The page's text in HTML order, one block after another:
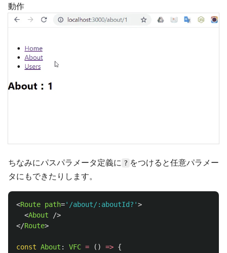
動作
ちなみにパスパラメータ定義に ? をつけると任意パラメー
タにもできたりします。
<Route path='/about/:aboutId?'>
<About
/>
</Route>
const About : VFC = () => {